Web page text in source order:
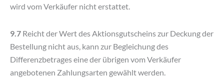
wird vom Verkäufer nicht erstattet.
9.7 Reicht der Wert des Aktionsgutscheins zur Deckung der
Bestellung nicht aus, kann zur Begleichung des
Differenzbetrages eine der übrigen vom Verkäufer
angebotenen Zahlungsarten gewählt werden.